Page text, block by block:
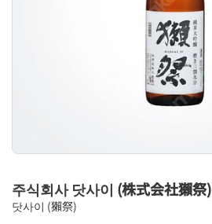
주식회사 닷사이 (株式会社獺祭)
닷사이 (獺祭)